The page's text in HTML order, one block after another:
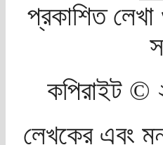
প্রকাশিত
কপিরাইট ©
লেখকের এবং